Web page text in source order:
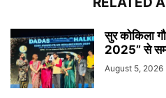
सुर कोकिला
2025” से
August 5, 2026